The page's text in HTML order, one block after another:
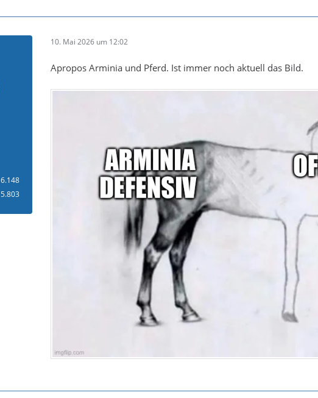
6.148
5.803
10. Mai 2026 um 12:02
Apropos Arminia und Pferd. Ist immer noch aktuell das Bild.